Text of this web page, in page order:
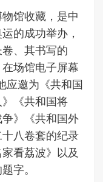
馆收藏，是中
的成功举办，
、其书写的
在场馆电子屏幕
应邀为《共和国
《共和国将
》《共和国外
八卷套的纪录
看荔波》以及
字。